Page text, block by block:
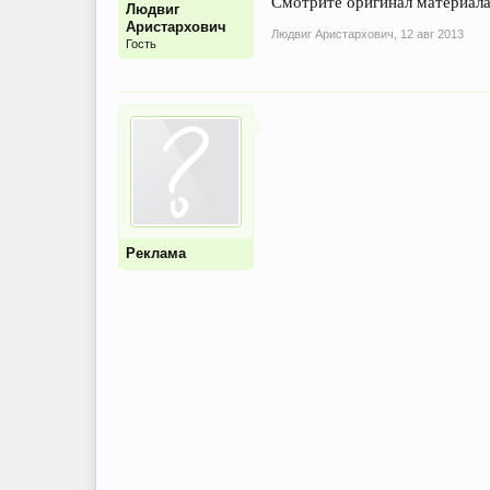
Людвиг
Аристархович
Гость
Людвиг Аристархович 12 авг 2013
Реклама